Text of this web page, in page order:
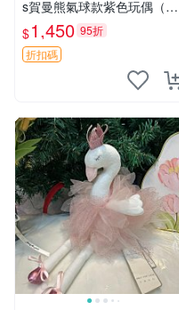
s賀曼熊氣球款紫色玩偶（鼻
子稍有磨損） 中古玩具 氣球
熊 玩偶
$1,450 95折
折扣碼